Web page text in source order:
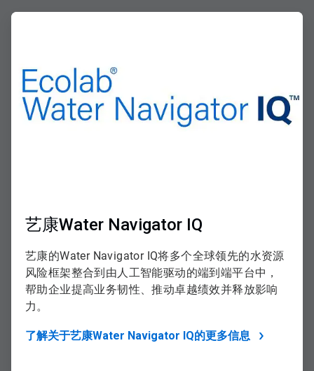
ArticleTile
艺康Water Navigator IQ
艺康的Water Navigator IQ将多个全球领先的水资源
风险框架整合到由人工智能驱动的端到端平台中，
帮助企业提高业务韧性、推动卓越绩效并释放影响
力。
了解关于艺康Water Navigator IQ的更多信息